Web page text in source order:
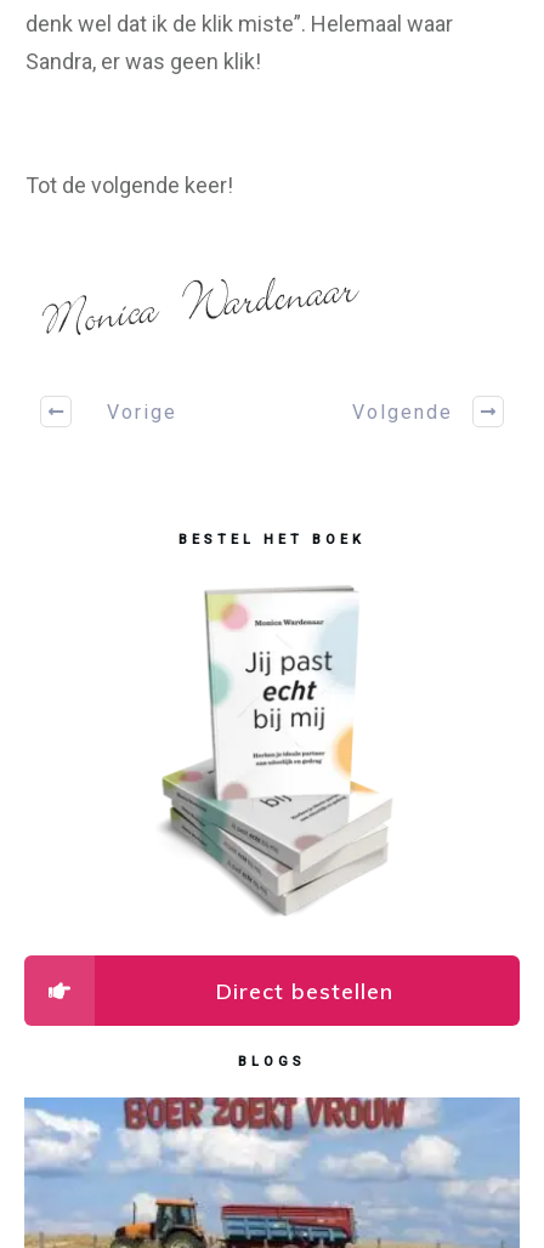
denk wel dat ik de klik miste”. Helemaal waar
Sandra, er was geen klik!
Tot de volgende keer!
Vorige Volgende
BESTEL HET BOEK
Direct bestellen
BLOGS